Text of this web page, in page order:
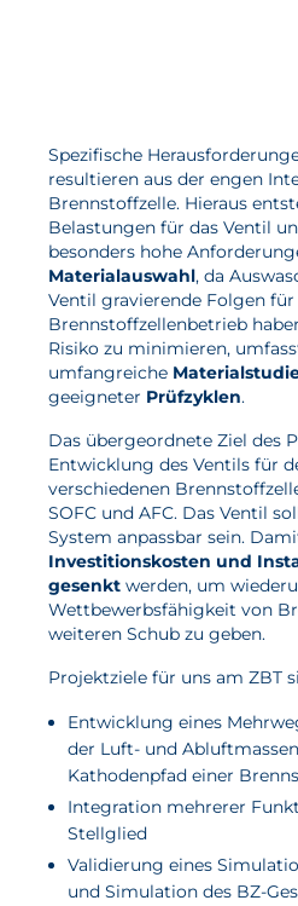
Spezifische
resultieren aus der engen
Brennstoffzelle. Hieraus
Belastungen für das Ventil
besonders hohe
Materialauswahl, da
Ventil gravierende Folgen für
Brennstoffzellenbetrieb
Risiko zu minimieren,
umfangreiche
geeigneter Prüfzyklen.
Das übergeordnete Ziel des
Entwicklung des Ventils für
verschiedenen
SOFC und AFC. Das Ventil
System anpassbar sein.
Investitionskosten und
gesenkt werden, um
Wettbewerbsfähigkeit von
weiteren Schub zu geben.
Projektziele für uns am ZBT
Entwicklung eines
der Luft- und
Kathodenpfad einer
Integration mehrerer
Stellglied
Validierung eines
und Simulation des BZ-